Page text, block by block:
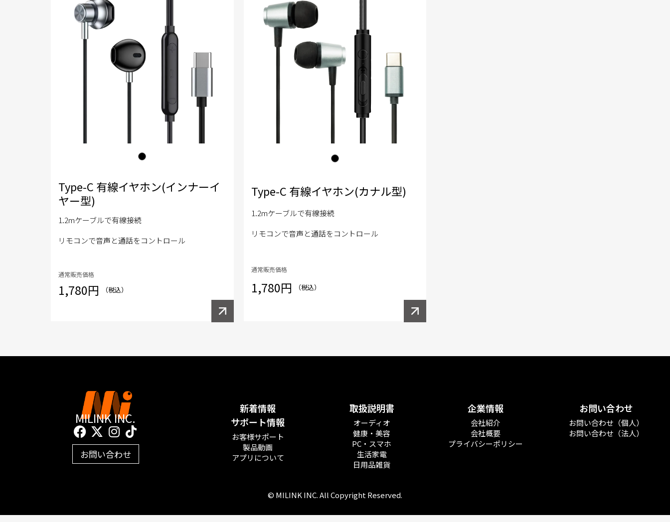
Type-C 有線イヤホン(インナーイ
ヤー型)
1.2mケーブルで有線接続
リモコンで音声と通話をコントロール
通常販売価格
1,780円 （税込）
Type-C 有線イヤホン(カナル型)
1.2mケーブルで有線接続
リモコンで音声と通話をコントロール
通常販売価格
1,780円 （税込）
MILINK INC.
F
a
c
e
k
X
-
t
w
e
I
n
s
t
a
T
i
k
t
お問い合わせ
新着情報
サポート情報
お客様サポート
製品動画
アプリについて
取扱説明書
オーディオ
健康・美容
PC・スマホ
生活家電
日用品雑貨
企業情報
会社紹介
会社概要
プライバシーポリシー
お問い合わせ
お問い合わせ（個人）
お問い合わせ（法人）
© MILINK INC. All Copyright Reserved.